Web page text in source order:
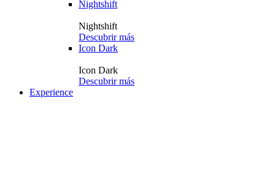
Nightshift
Nightshift
Descubrir más
Icon Dark
Icon Dark
Descubrir más
Experience